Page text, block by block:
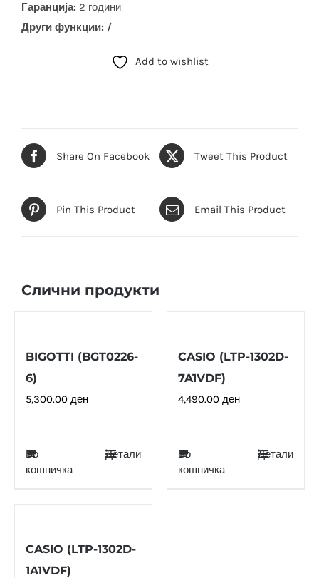
Гаранција: 2 години
Други функции: /
Add to wishlist
Share On Facebook Tweet This Product
Pin This Product Email This Product
Слични продукти
BIGOTTI (BGT0226-
6)
5,300.00 ден
Во
кошничка
Детали
CASIO (LTP-1302D-
7A1VDF)
4,490.00 ден
Во
кошничка
Детали
CASIO (LTP-1302D-
1A1VDF)